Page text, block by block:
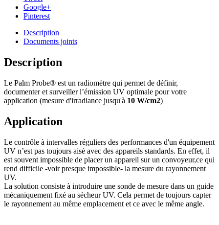
Google+
Pinterest
Description
Documents joints
Description
Le Palm Probe® est un radiomètre qui permet de définir,
documenter et surveiller l’émission UV optimale pour votre
application (mesure d'irradiance jusqu'à 10 W/cm2)
Application
Le contrôle à intervalles réguliers des performances d'un équipement
UV n’est pas toujours aisé avec des appareils standards. En effet, il
est souvent impossible de placer un appareil sur un convoyeur,ce qui
rend difficile -voir presque impossible- la mesure du rayonnement
UV.
La solution consiste à introduire une sonde de mesure dans un guide
mécaniquement fixé au sécheur UV. Cela permet de toujours capter
le rayonnement au même emplacement et ce avec le même angle.